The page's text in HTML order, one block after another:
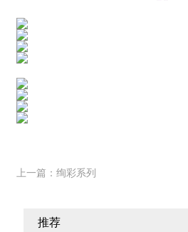
上一篇： 绚彩系列
推荐